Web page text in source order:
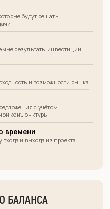
будут решать
результаты инвестиций,
и возможности рынка
с учётом
конъюнктуры
времени
и выхода из проекта
БАЛАНСА